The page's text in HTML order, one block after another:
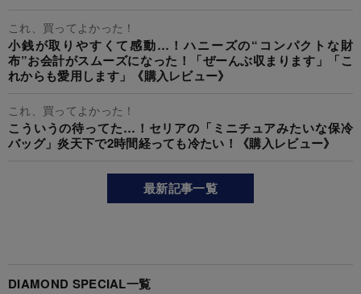
これ、買ってよかった！
小銭が取りやすくて感動…！ハニーズの“コンパクトな財
布”お会計がスムーズになった！「ぜーんぶ収まります」「こ
れからも愛用します」《購入レビュー》
これ、買ってよかった！
こういうの待ってた…！セリアの「ミニチュアみたいな保冷
バッグ」炎天下で2時間経っても冷たい！《購入レビュー》
最新記事一覧
DIAMOND SPECIAL一覧